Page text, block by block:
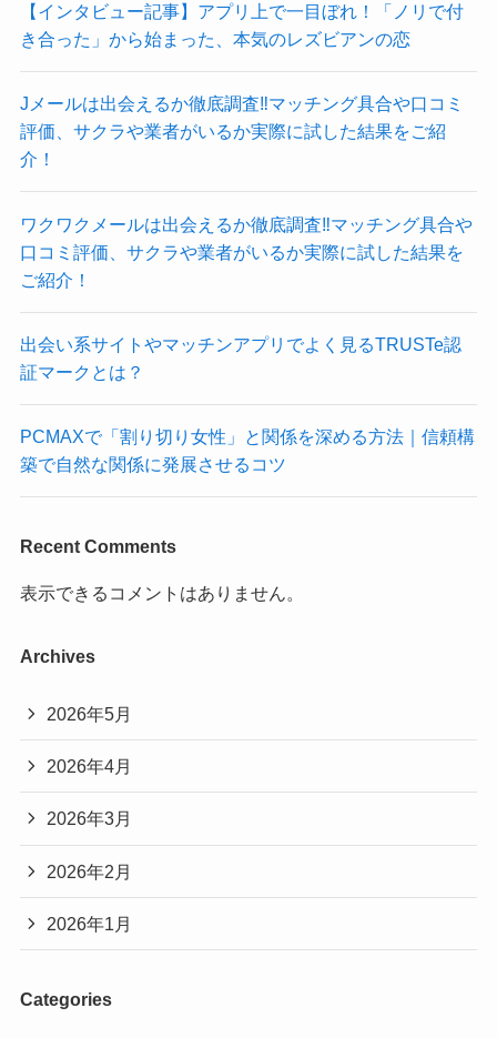
【インタビュー記事】アプリ上で一目ぼれ！「ノリで付
き合った」から始まった、本気のレズビアンの恋
Jメールは出会えるか徹底調査‼マッチング具合や口コミ
評価、サクラや業者がいるか実際に試した結果をご紹
介！
ワクワクメールは出会えるか徹底調査‼マッチング具合や
口コミ評価、サクラや業者がいるか実際に試した結果を
ご紹介！
出会い系サイトやマッチンアプリでよく見るTRUSTe認
証マークとは？
PCMAXで「割り切り女性」と関係を深める方法｜信頼構
築で自然な関係に発展させるコツ
Recent Comments
表示できるコメントはありません。
Archives
2026年5月
2026年4月
2026年3月
2026年2月
2026年1月
Categories